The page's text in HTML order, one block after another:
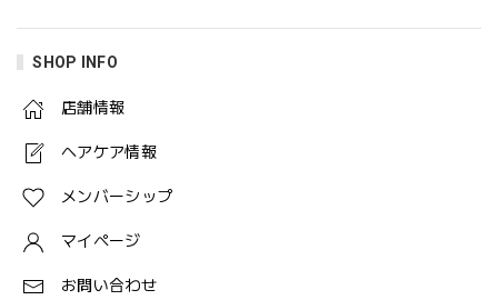
SHOP INFO
店舗情報
ヘアケア情報
メンバーシップ
マイページ
お問い合わせ